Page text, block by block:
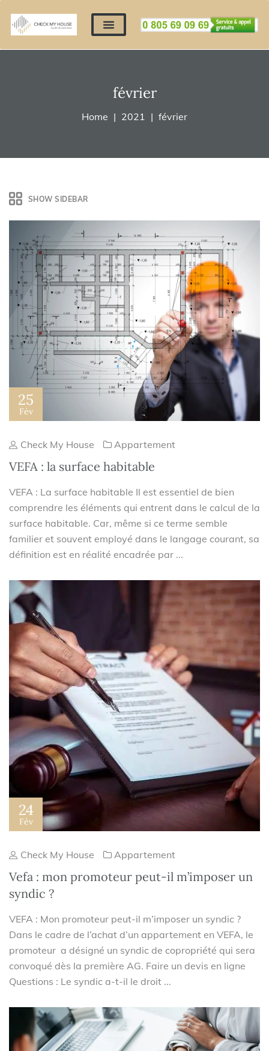
février
Home 2021 février
SHOW SIDEBAR
25
Fév
Check My House Appartement
VEFA : la surface habitable
VEFA : La surface habitable Il est essentiel de bien
comprendre les éléments qui entrent dans le calcul de la
surface habitable. Car, même si ce terme semble
familier et souvent employé dans le langage courant, sa
définition est en réalité encadrée par ...
24
Fév
Check My House Appartement
Vefa : mon promoteur peut-il m’imposer un
syndic ?
VEFA : Mon promoteur peut-il m’imposer un syndic ?
Dans le cadre de l’achat d’un appartement en VEFA, le
promoteur a désigné un syndic de copropriété qui sera
convoqué dès la première AG. Faire un devis en ligne
Questions : Le syndic a-t-il le droit ...